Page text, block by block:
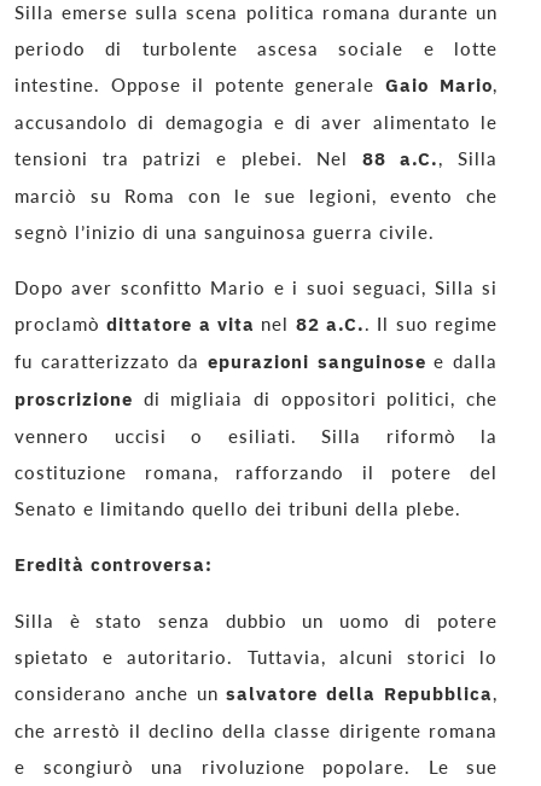
Silla emerse sulla scena politica romana durante un
periodo di turbolente ascesa sociale e lotte
intestine. Oppose il potente generaleGaio Mario,
accusandolo di demagogia e di aver alimentato le
tensioni tra patrizi e plebei. Nel 88 a.C., Silla
marciò su Roma con le sue legioni, evento che
segnò l’inizio di una sanguinosa guerra civile.
Dopo aver sconfitto Mario e i suoi seguaci, Silla si
proclamòdittatore a vita nel 82 a.C.. Il suo regime
fu caratterizzato da epurazioni sanguinose e dalla
proscrizione di migliaia di oppositori politici, che
vennero uccisi o esiliati. Silla riformò la
costituzione romana, rafforzando il potere del
Senato e limitando quello dei tribuni della plebe.
Eredità controversa:
Silla è stato senza dubbio un uomo di potere
spietato e autoritario. Tuttavia, alcuni storici lo
considerano anche unsalvatore della Repubblica,
che arrestò il declino della classe dirigente romana
e scongiurò una rivoluzione popolare. Le sue